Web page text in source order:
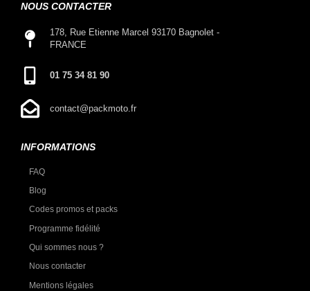
NOUS CONTACTER
178, Rue Etienne Marcel 93170 Bagnolet -
FRANCE
01 75 34 81 90
contact@packmoto.fr
INFORMATIONS
FAQ
Blog
Codes promos et packs
Programme fidélité
Qui sommes nous ?
Nous contacter
Mentions légales